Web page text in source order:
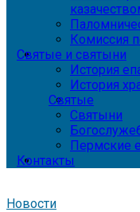
Комиссия
Святые и святыни
История
История
Святые
Святыни
Пермские
Контакты
Новости